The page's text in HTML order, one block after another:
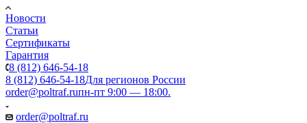
Новости
Статьи
Сертификаты
Гарантия
8 (812) 646-54-18
8 (812) 646-54-18Для регионов России
order@poltraf.ruпн-пт 9:00 — 18:00.
order@poltraf.ru